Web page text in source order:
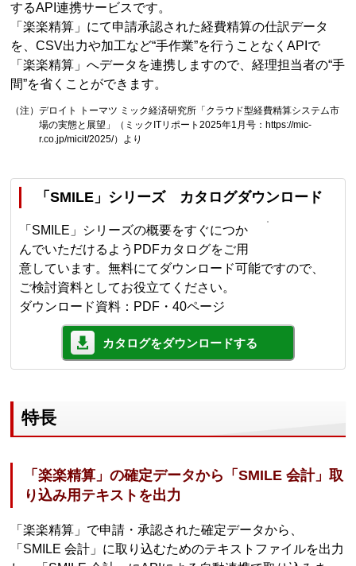
するAPI連携サービスです。
「楽楽精算」にて申請承認された経費精算の仕訳データ
を、CSV出力や加工など“手作業”を行うことなくAPIで
「楽楽精算」へデータを連携しますので、経理担当者の“手
間”を省くことができます。
（注）デロイト トーマツ ミック経済研究所「クラウド型経費精算システム市
場の実態と展望」（ミックITリポート2025年1月号：https://mic-
r.co.jp/micit/2025/）より
「SMILE」シリーズ カタログダウンロード
「SMILE」シリーズの概要をすぐにつか
んでいただけるようPDFカタログをご用
意しています。無料にてダウンロード可能ですので、
ご検討資料としてお役立てください。
ダウンロード資料：PDF・40ページ
カタログをダウンロードする
特長
「楽楽精算」の確定データから「SMILE 会計」取
り込み用テキストを出力
「楽楽精算」で申請・承認された確定データから、
「SMILE 会計」に取り込むためのテキストファイルを出力